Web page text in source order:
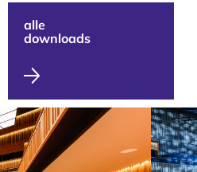
alle
downloads